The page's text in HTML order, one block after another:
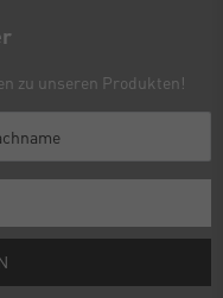
zu unseren Produkten!